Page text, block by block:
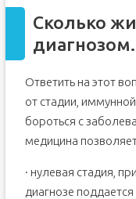
Сколько
Ответить на этот
от стадии,
бороться с
медицина
· нулевая стадия,
диагнозе